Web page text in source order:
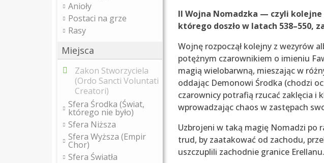
Anioły
Postaci na grze
Rasy
Miejsca
Zakon Stworzyciela
(Ordo Sancti Voluntati
Creatori)
Sfera Środka (Świat,
którego nie było)
Sfera Niższa
Sfera Wyższa (Empir
Chor)
Sfera Światła
II Wojna Nomadzka — czyli
którego doszło w latach 538–550,
Wojnę rozpoczął kolejny z wezyrów
potężnym czarownikiem o imieniu
magią wielobarwną, mieszając w
oddając Demonowi Środka (chodzi
czarownicy potrafią rzucać zaklęcia i
wprowadzając chaos w zastępach
Uzbrojeni w taką magię Nomadzi po
trud, by zaatakować od zachodu,
uszczuplili zachodnie granice Erellanu.